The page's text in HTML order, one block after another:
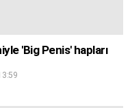
'Big Penis' hapları